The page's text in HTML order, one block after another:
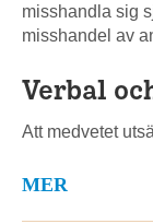
misshandla sig
misshandel av
Verbal
Att medvetet
MER